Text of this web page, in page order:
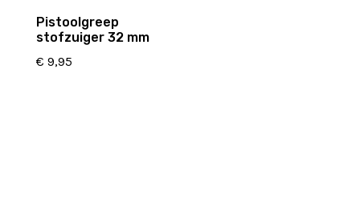
Pistoolgreep
stofzuiger 32 mm
€ 9,95